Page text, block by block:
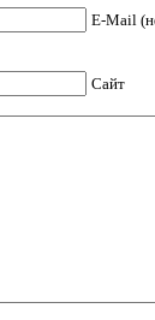
E-Mail
Сайт